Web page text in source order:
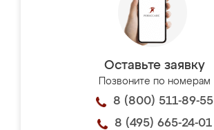
Оставьте заявку
Позвоните по номерам
8 (800) 511-89-55
8 (495) 665-24-01